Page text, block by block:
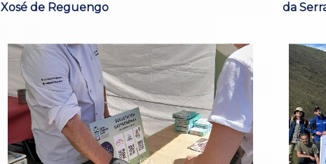
Xosé de Reguengo
da